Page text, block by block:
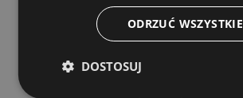
ODRZUĆ WSZYSTKIE
DOSTOSUJ